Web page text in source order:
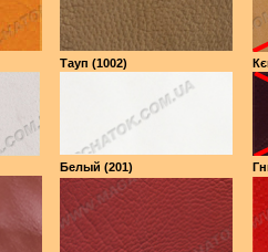
Тауп (1002)
Белый (201)